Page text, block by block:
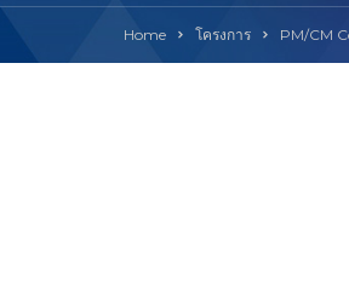
Home โครงการ PM/CM